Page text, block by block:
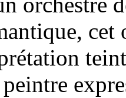
cet
peintre